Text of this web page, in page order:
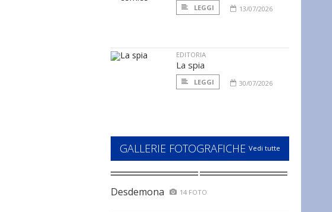
LEGGI 13/07/2026
EDITORIA
La spia
LEGGI 30/07/2026
GALLERIE FOTOGRAFICHE Vedi tutte
Desdemona 14 FOTO